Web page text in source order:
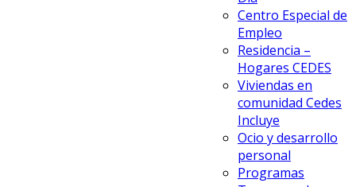
Centro Especial de
Empleo
Residencia –
Hogares CEDES
Viviendas en
comunidad Cedes
Incluye
Ocio y desarrollo
personal
Programas